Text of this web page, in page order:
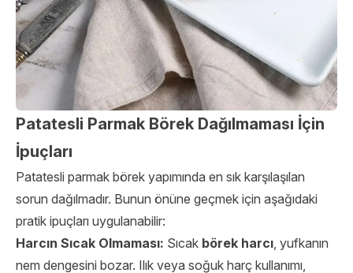
Patatesli Parmak Börek Dağılmaması İçin
İpuçları
Patatesli parmak börek yapımında en sık karşılaşılan
sorun dağılmadır. Bunun önüne geçmek için aşağıdaki
pratik ipuçları uygulanabilir:
Harcın Sıcak Olmaması: Sıcak börek harcı, yufkanın
nem dengesini bozar. Ilık veya soğuk harç kullanımı,